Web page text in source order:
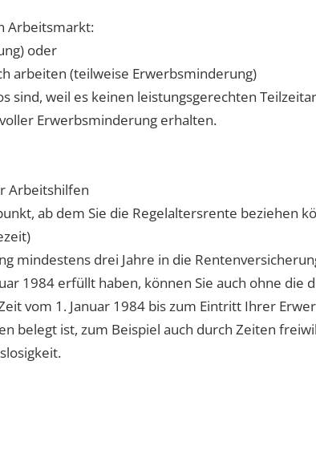
Arbeitsmarkt:
oder
arbeiten (teilweise Erwerbsminderung)
sind, weil es keinen leistungsgerechten
Erwerbsminderung erhalten.
Arbeitshilfen
ab dem Sie die Regelaltersrente beziehen
mindestens drei Jahre in die
1984 erfüllt haben, können Sie auch ohne die
vom 1. Januar 1984 bis zum Eintritt Ihrer
belegt ist, zum Beispiel auch durch Zeiten